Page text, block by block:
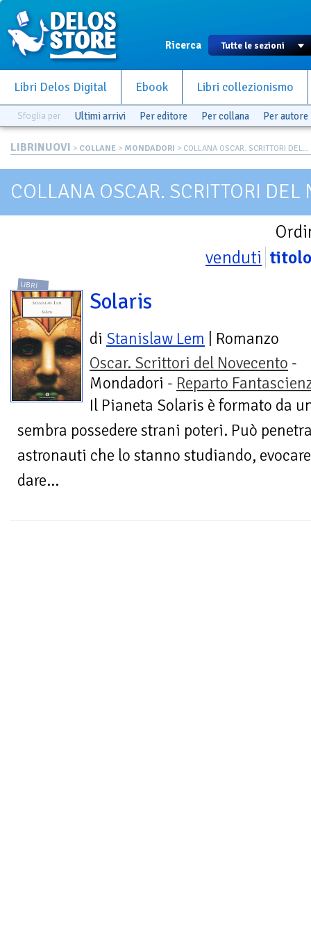
Ricerca
Libri Delos Digital Ebook Libri collezionismo
Sfoglia per Ultimi arrivi Per editore Per collana Per autore
LIBRINUOVI > COLLANE > MONDADORI > COLLANA OSCAR. SCRITTORI DEL...
COLLANA OSCAR. SCRITTORI DEL
venduti titolo
LIBRI
Solaris
di Stanislaw Lem | Romanzo
Oscar. Scrittori del Novecento -
Mondadori - Reparto
Il Pianeta Solaris è formato da
sembra possedere strani poteri. Può
astronauti che lo stanno studiando,
dare...